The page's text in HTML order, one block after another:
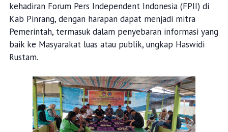
kehadiran Forum Pers Independent Indonesia (FPII) di
Kab Pinrang, dengan harapan dapat menjadi mitra
Pemerintah, termasuk dalam penyebaran informasi yang
baik ke Masyarakat luas atau publik, ungkap Haswidi
Rustam.